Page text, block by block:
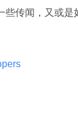
传闻，又或是